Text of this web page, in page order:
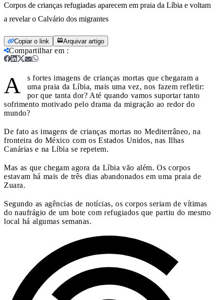
Corpos de crianças refugiadas aparecem em praia da Líbia e voltam
a revelar o Calvário dos migrantes
Copiar o link Arquivar artigo
Compartilhar em :
A
s fortes imagens de crianças mortas que chegaram a
uma praia da Líbia, mais uma vez, nos fazem refletir:
por que tanta dor? Até quando vamos suportar tanto
sofrimento motivado pelo drama da migração ao redor do
mundo?
De fato as imagens de crianças mortas no Mediterrâneo, na
fronteira do México com os Estados Unidos, nas Ilhas
Canárias e na Líbia se repetem.
Mas as que chegam agora da Líbia vão além. Os corpos
estavam há mais de três dias abandonados em uma praia de
Zuara.
Segundo as agências de notícias, os corpos seriam de vítimas
do naufrágio de um bote com refugiados que partiu do mesmo
local há algumas semanas.